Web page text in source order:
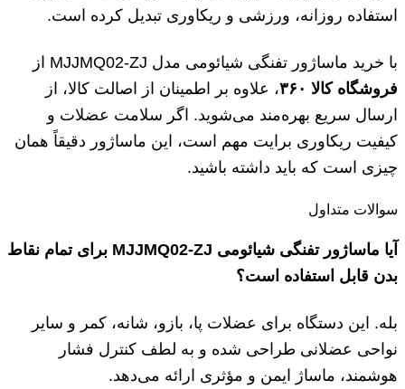
استفاده روزانه، ورزشی و ریکاوری تبدیل کرده است.
با خرید ماساژور تفنگی شیائومی مدل MJJMQ02-ZJ از
فروشگاه کالا ۳۶۰، علاوه بر اطمینان از اصالت کالا، از
ارسال سریع بهره‌مند می‌شوید. اگر سلامت عضلات و
کیفیت ریکاوری برایت مهم است، این ماساژور دقیقاً همان
چیزی است که باید داشته باشید.
سوالات متداول
آیا ماساژور تفنگی شیائومی
برای تمام نقاط
بدن قابل استفاده است؟
بله. این دستگاه برای عضلات پا، بازو، شانه، کمر و سایر
نواحی عضلانی طراحی شده و به لطف کنترل فشار
هوشمند، ماساژ ایمن و مؤثری ارائه می‌دهد.